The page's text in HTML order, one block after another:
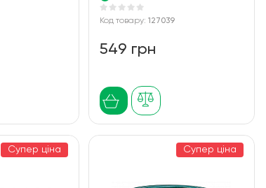
Код товару: 127039
549 грн
Супер ціна Супер ціна